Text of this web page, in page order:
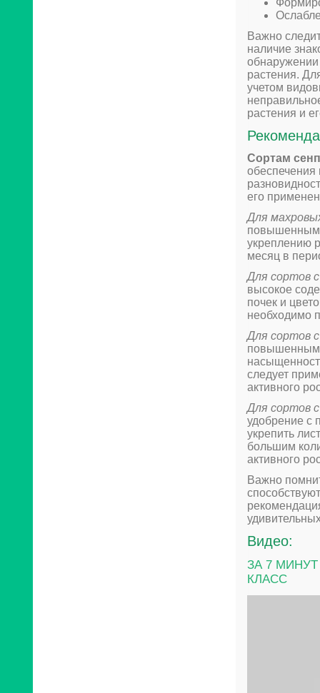
Важно
наличие
обнаружении
растения.
учетом
растения и
Сортам
обеспечения
его
Для
повышенным
укреплению
месяц в
Для сортов
высокое
почек и
необходимо
Для сортов
повышенным
следует
активного
Для сортов
удобрение с
укрепить
большим
активного
Важно
Видео:
ЗА 7 МИНУТ
КЛАСС